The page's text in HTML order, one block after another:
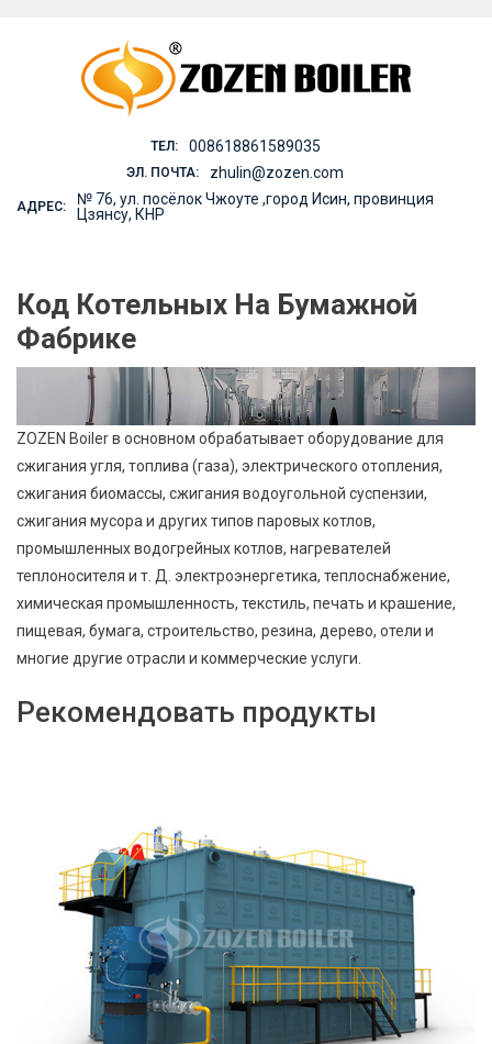
ТЕЛ: 008618861589035
ЭЛ. ПОЧТА: zhulin@zozen.com
АДРЕС:
№ 76, ул. посёлок Чжоуте ,город Исин, провинция
Цзянсу, КНР
Код Котельных На Бумажной
Фабрике
ZOZEN Boiler в основном обрабатывает оборудование для
сжигания угля, топлива (газа), электрического отопления,
сжигания биомассы, сжигания водоугольной суспензии,
сжигания мусора и других типов паровых котлов,
промышленных водогрейных котлов, нагревателей
теплоносителя и т. Д. электроэнергетика, теплоснабжение,
химическая промышленность, текстиль, печать и крашение,
пищевая, бумага, строительство, резина, дерево, отели и
многие другие отрасли и коммерческие услуги.
Рекомендовать продукты